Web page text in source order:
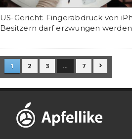
US-Gericht: Fingerabdruck von
Besitzern darf erzwungen werden
1 2 3 … 7 